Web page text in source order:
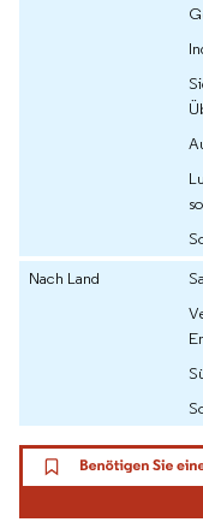
Nach Land